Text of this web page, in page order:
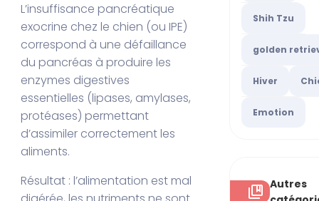
L’insuffisance pancréatique
exocrine chez le chien (ou IPE)
correspond à une défaillance
du pancréas à produire les
enzymes digestives
essentielles (lipases, amylases,
protéases) permettant
d’assimiler correctement les
aliments.
Résultat : l’alimentation est mal
Shih Tzu
golden
Hiver
Emotion
Autres